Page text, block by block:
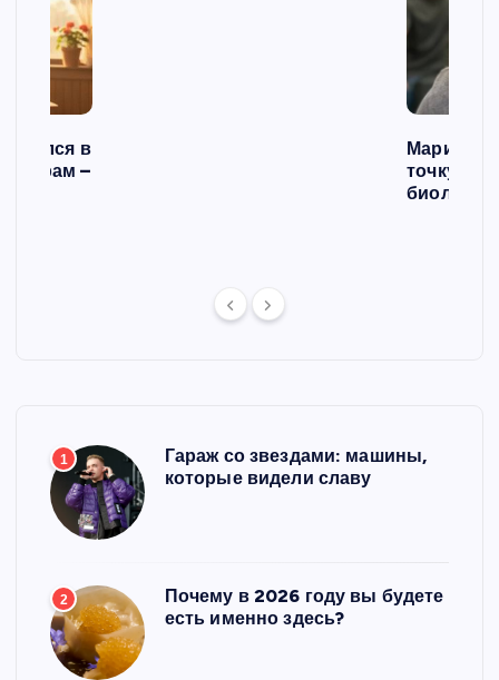
в
–
Мария
точку в
1
Гараж со звездами: машины,
которые видели славу
2
Почему в 2026 году вы будете
есть именно здесь?